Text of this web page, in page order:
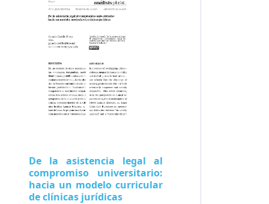
De la asistencia legal al
compromiso universitario:
hacia un modelo curricular
de clínicas jurídicas